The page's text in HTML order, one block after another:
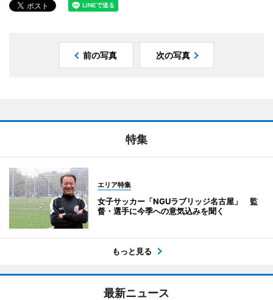
前の写真 次の写真
特集
エリア特集
女子サッカー「NGUラブリッジ名古屋」 監
督・選手に今季への意気込みを聞く
もっと見る
最新ニュース